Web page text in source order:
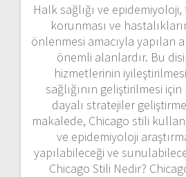
Halk sağlığı ve
korunması ve
önlenmesi amacıyla yapılan
önemli alanlardır. Bu
hizmetlerinin
sağlığının geliştirilmesi
dayalı stratejiler
makalede, Chicago stili
ve epidemiyoloji
yapılabileceği ve
Chicago Stili Nedir?